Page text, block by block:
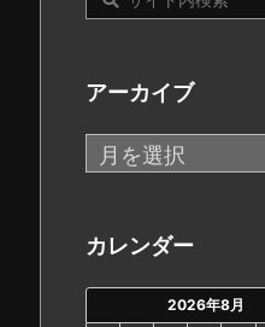
アーカイブ
ア
ー
イ
ブ
カレンダー
2026年8月